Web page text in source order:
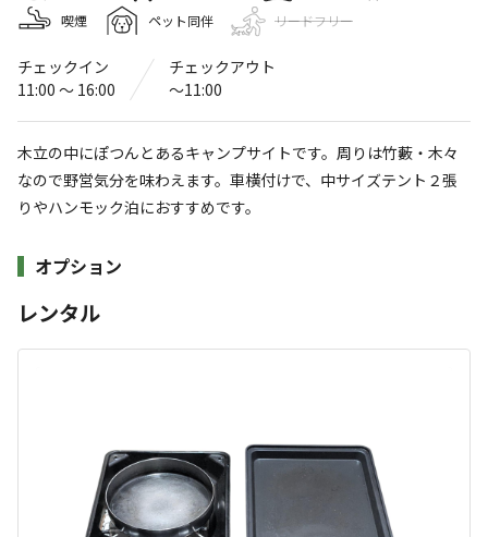
喫煙
ペット同伴 リードフリー
チェックイン
11:00 〜 16:00
チェックアウト
〜11:00
木立の中にぽつんとあるキャンプサイトです。周りは竹藪・木々
なので野営気分を味わえます。車横付けで、中サイズテント２張
りやハンモック泊におすすめです。
施設詳細
オプション
レンタル
〒529-0301 滋賀県 長浜市小谷上山田町377-1 デルフリキャンプ
Googleマップで見る
灰捨て場
売店
※詳しくは「キャンプ場情報」をご確認ください。
全サイト車乗入れ可能！ハンモック掛け放題！
絶叫バギーやドローンが楽しめる！ 焚火や薪ス
トーブが楽しいキャンプ場！DEEPな森の中の非
日常な体験が出来る！ハンモックで揺られる最
高のひととき！「いつまでたっても完成しない里
コンセプトは「いつまでたっても完成しない里山のキャン
プ場」。日々森林を開拓して拡大中です。